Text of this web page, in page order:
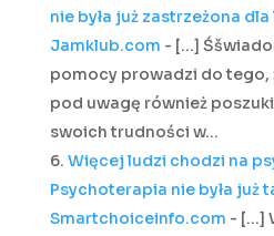
nie była już zastrzeżona
Jamklub.com - […]
pomocy prowadzi do tego,
pod uwagę również
swoich trudności w…
Więcej ludzi chodzi na
Psychoterapia nie była już
Smartchoiceinfo.com - […]